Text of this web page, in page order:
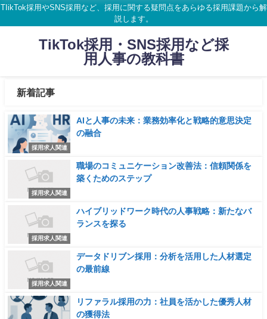
TIikTok採用やSNS採用など、採用に関する疑問点をあらゆる採用課題から解
説します。
TikTok採用・SNS採用など採
用人事の教科書
新着記事
採用求人関連
AIと人事の未来：業務効率化と戦略的意思決定
の融合
採用求人関連
職場のコミュニケーション改善法：信頼関係を
築くためのステップ
採用求人関連
ハイブリッドワーク時代の人事戦略：新たなバ
ランスを探る
採用求人関連
データドリブン採用：分析を活用した人材選定
の最前線
リファラル採用の力：社員を活かした優秀人材
の獲得法